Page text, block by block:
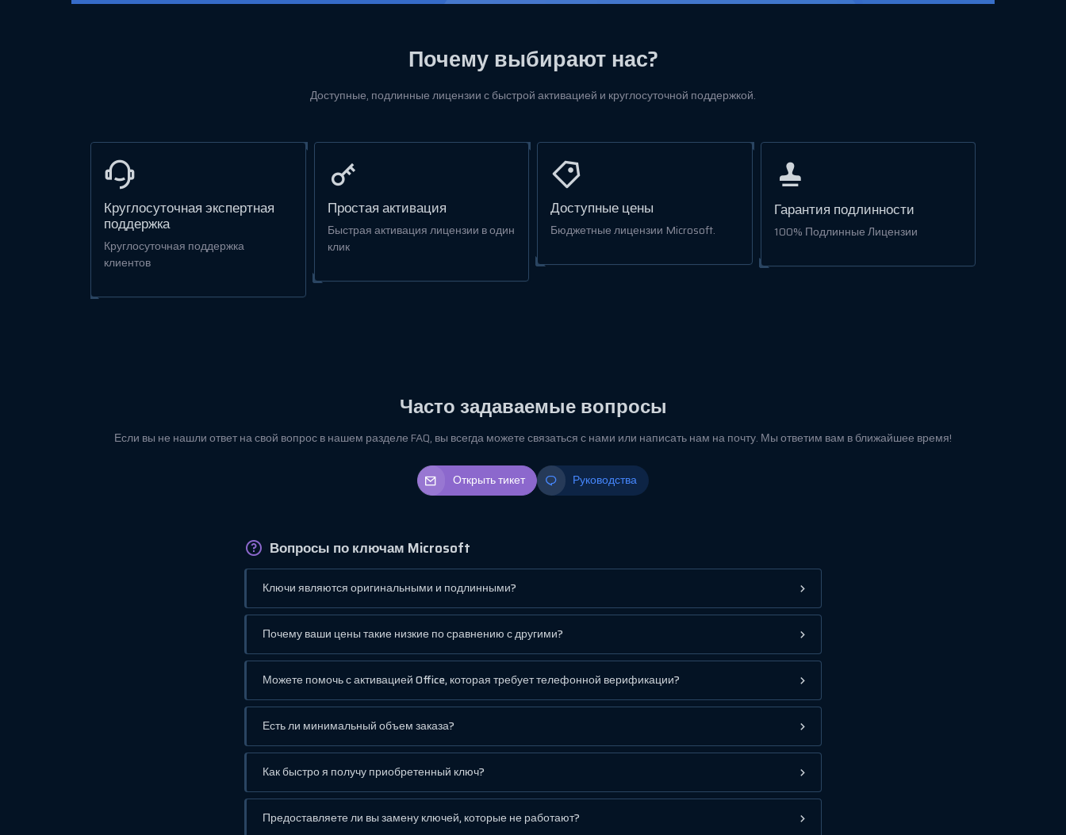
Почему выбирают нас?
Доступные, подлинные лицензии с быстрой активацией и круглосуточной поддержкой.
Круглосуточная экспертная
поддержка
Круглосуточная поддержка
клиентов
Простая активация
Быстрая активация лицензии в один
клик
Доступные цены
Бюджетные лицензии Microsoft.
Гарантия подлинности
100% Подлинные Лицензии
Часто задаваемые вопросы
Если вы не нашли ответ на свой вопрос в нашем разделе FAQ, вы всегда можете связаться с нами или написать нам на почту. Мы ответим вам в ближайшее время!
Открыть тикет Руководства
Вопросы по ключам Microsoft
Ключи являются оригинальными и подлинными?
Почему ваши цены такие низкие по сравнению с другими?
Можете помочь с активацией Office, которая требует телефонной верификации?
Есть ли минимальный объем заказа?
Как быстро я получу приобретенный ключ?
Предоставляете ли вы замену ключей, которые не работают?